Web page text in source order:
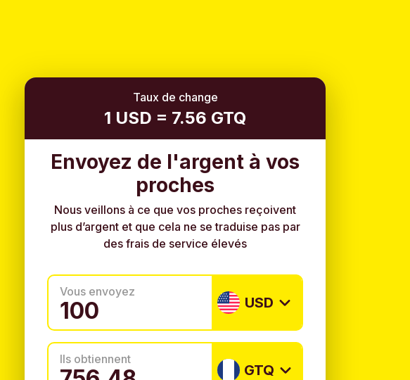
Taux de change
1 USD = 7.56 GTQ
Envoyez de l'argent à vos
proches
Nous veillons à ce que vos proches reçoivent
plus d’argent et que cela ne se traduise pas par
des frais de service élevés
Vous envoyez
USD
Ils obtiennent
GTQ